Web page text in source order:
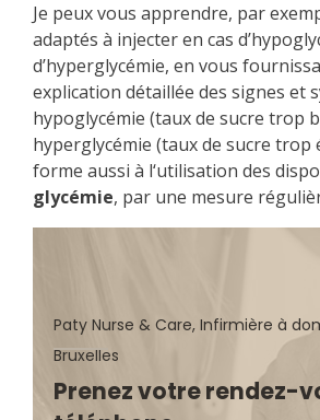
Je peux vous apprendre, par
adaptés à injecter en cas
d’hyperglycémie, en vous
explication détaillée des signes et
hypoglycémie (taux de sucre trop
hyperglycémie (taux de sucre trop
forme aussi à l‘utilisation des
glycémie, par une mesure
Prenez votre rendez-